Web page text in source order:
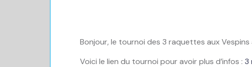
Bonjour, le tournoi des 3 raquettes aux Vespins
Voici le lien du tournoi pour avoir plus d’infos : 3